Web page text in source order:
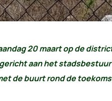
20 maart op de
aan het
de buurt rond de